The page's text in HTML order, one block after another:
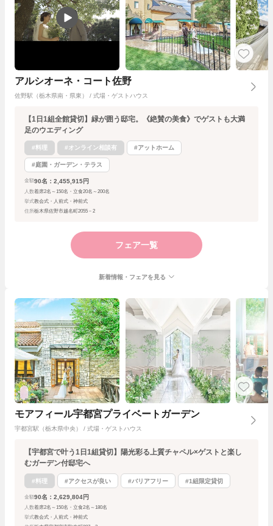
アルシオーネ・コート佐野
佐野駅（栃木県南・県東） / 式場・ゲストハウス
【1日1組全館貸切】緑が囲う邸宅。《絶賛の美食》でゲストも大満
足のウエディング
#料理 #オンライン相談有 #アットホーム
#庭園・ガーデン・テラス
金額 90名：2,455,915円
人数着席2名～150名・立食20名～200名
挙式教会式・人前式・神前式
住所栃木県佐野市越名町2055－2
フェア一覧
新着情報・フェアを見る
モアフィール宇都宮プライベートガーデン
宇都宮駅（栃木県中央） / 式場・ゲストハウス
【宇都宮で叶う1日1組貸切】陽光彩る上質チャペル×ゲストと楽し
むガーデン付邸宅へ
#料理 #アクセスが良い #バリアフリー #1組限定貸切
金額90名：2,629,804円
人数着席2名～150名・立食2名～180名
挙式教会式・人前式・神前式